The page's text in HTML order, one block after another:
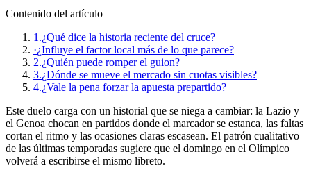
Contenido del artículo
1.¿Qué dice la historia reciente del cruce?
·¿Influye el factor local más de lo que parece?
2.¿Quién puede romper el guion?
3.¿Dónde se mueve el mercado sin cuotas visibles?
4.¿Vale la pena forzar la apuesta prepartido?
Este duelo carga con un historial que se niega a cambiar: la Lazio y
el Genoa chocan en partidos donde el marcador se estanca, las faltas
cortan el ritmo y las ocasiones claras escasean. El patrón cualitativo
de las últimas temporadas sugiere que el domingo en el Olímpico
volverá a escribirse el mismo libreto.